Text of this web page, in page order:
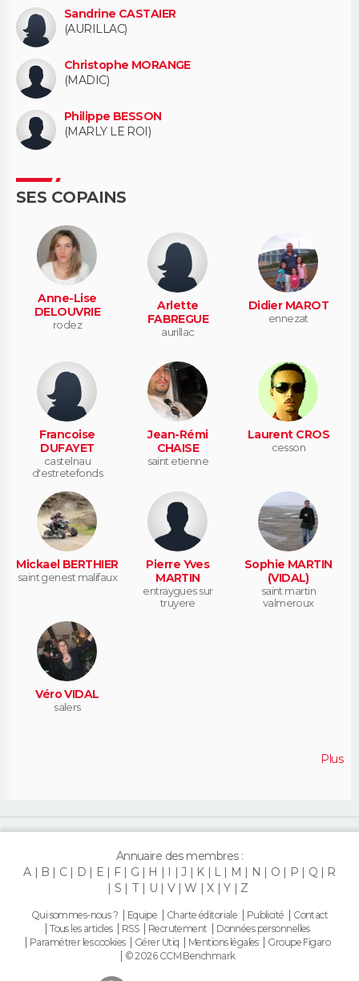
Sandrine CASTAIER
(AURILLAC)
Christophe MORANGE
(MADIC)
Philippe BESSON
(MARLY LE ROI)
SES COPAINS
Anne-Lise
DELOUVRIE
rodez
Arlette
FABREGUE
aurillac
Didier MAROT
ennezat
Francoise
DUFAYET
castelnau
d'estretefonds
Jean-Rémi
CHAISE
saint etienne
Laurent CROS
cesson
Mickael BERTHIER
saint genest malifaux
Pierre Yves
MARTIN
entraygues sur
truyere
Sophie MARTIN
(VIDAL)
saint martin
valmeroux
Véro VIDAL
salers
Plus
Annuaire des membres :
A
B C D E F G H J K L M N O P Q
R
S
T U V W X Y Z
Qui sommes-nous ? Equipe Charte éditoriale Publicité
Contact
Tous les articles
RSS Recrutement
Données personnelles
Paramétrer les cookies
Gérer Utiq Mentions légales
Groupe Figaro
© 2026 CCM Benchmark